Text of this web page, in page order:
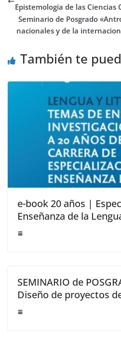
Epistemología de las Ciencias
Seminario de Posgrado
nacionales y de la
También te
e-book 20 años |
Enseñanza de la
SEMINARIO de
Diseño de proyectos